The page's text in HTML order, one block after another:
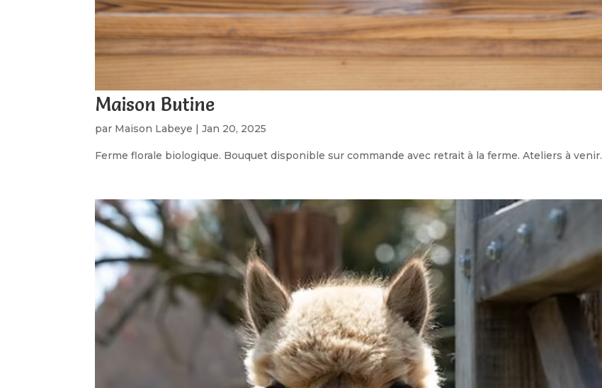
Maison Butine
par Maison Labeye |Jan 20, 2025
Ferme florale biologique. Bouquet disponible sur commande avec retrait à la ferme. Ateliers à venir.